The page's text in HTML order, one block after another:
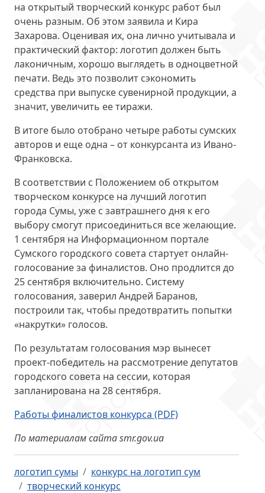
на открытый творческий конкурс работ был
очень разным. Об этом заявила и Кира
Захарова. Оценивая их, она лично учитывала и
практический фактор: логотип должен быть
лаконичным, хорошо выглядеть в одноцветной
печати. Ведь это позволит сэкономить
средства при выпуске сувенирной продукции, а
значит, увеличить ее тиражи.
В итоге было отобрано четыре работы сумских
авторов и еще одна – от конкурсанта из Ивано-
Франковска.
В соответствии с Положением об открытом
творческом конкурсе на лучший логотип
города Сумы, уже с завтрашнего дня к его
выбору смогут присоединиться все желающие.
1 сентября на Информационном портале
Сумского городского совета стартует онлайн-
голосование за финалистов. Оно продлится до
25 сентября включительно. Систему
голосования, заверил Андрей Баранов,
построили так, чтобы предотвратить попытки
«накрутки» голосов.
По результатам голосования мэр вынесет
проект-победитель на рассмотрение депутатов
городского совета на сессии, которая
запланирована на 28 сентября.
Работы финалистов конкурса (PDF)
По материалам сайта smr.gov.ua
логотип сумы
конкурс на логотип сум
творческий конкурс